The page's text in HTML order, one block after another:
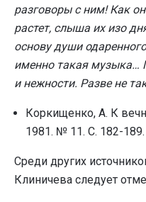
разговоры с ним! Как
растет, слыша их изо
основу души
именно такая музыка…
и нежности. Разве не
Коркищенко, А. К
1981. № 11. С. 182-189.
Среди других
Клиничева следует